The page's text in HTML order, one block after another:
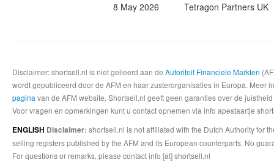
8 May 2026
Tetragon Partners UK
Disclaimer: shortsell.nl is niet gelieerd aan de Autoriteit Financiele Markten
wordt gepubliceerd door de AFM en haar zusterorganisaties in Europa.
pagina van de AFM website. Shortsell.nl geeft geen garanties over de
Voor vragen en opmerkingen kunt u contact opnemen via info apestaartje
ENGLISH Disclaimer: shortsell.nl is not affiliated with the Dutch Authority for
selling registers published by the AFM and its European counterparts. No
For questions or remarks, please contact info [at] shortsell.nl